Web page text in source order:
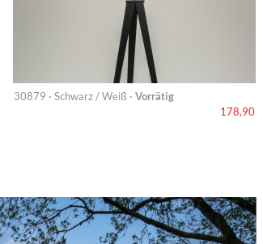
30879 · Schwarz / Weiß · Vorrätig
178,90